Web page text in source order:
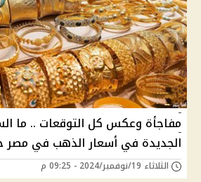
مفاجأة وعكس كل التوقعات .. ما
الجديدة في أسعار الذهب في مصر خلال
الثلاثاء 19/نوفمبر/2024 - 09:25 م